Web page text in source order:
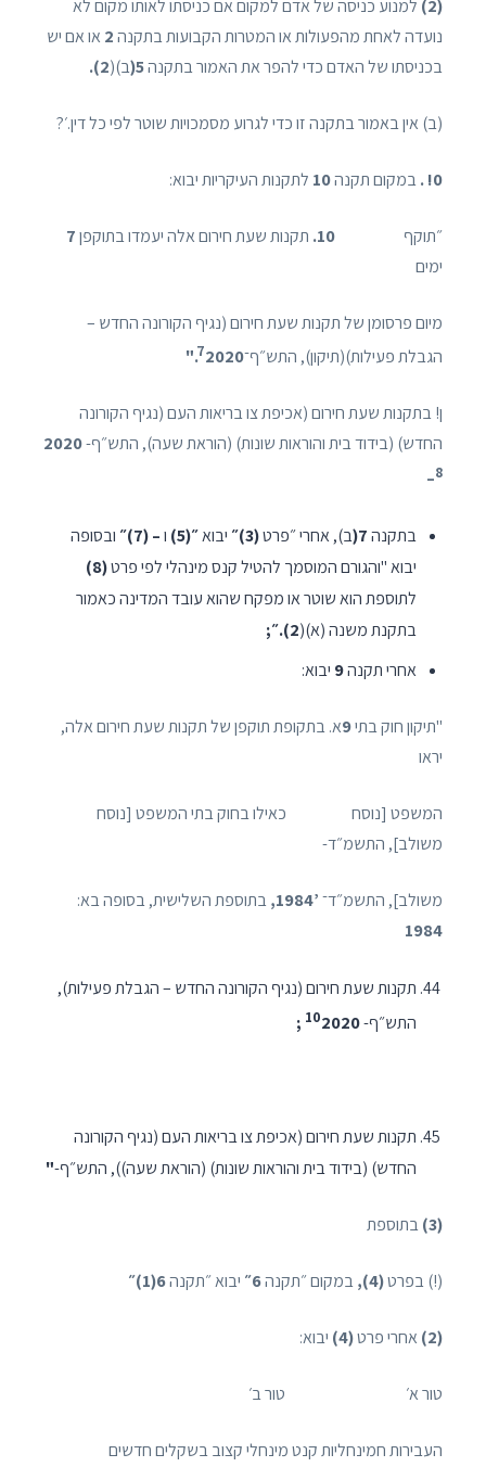
(2)
למנוע כניסה של אדם למקום אם כניסתו לאותו מקום לא
נועדה לאחת מהפעולות או המטרות הקבועות בתקנה2 או אם יש
בכניסתו של האדם כדי להפר את האמור בתקנה5( ב)(2).
(ב) אין באמור בתקנה זו כדי לגרוע מסמכויות שוטר לפי כל דין.׳?
0! . במקום תקנה10 לתקנות העיקריות יבוא:
״תוקף 10. תקנות שעת חירום אלה יעמדו בתוקפן7
ימים
מיום פרסומן של תקנות שעת חירום (נגיף הקורונה החדש –
הגבלת פעילות)(תיקון), התש״ף־
72020."
ן! בתקנות שעת חירום (אכיפת צו בריאות העם (נגיף הקורונה
החדש) (בידוד בית והוראות שונות) (הוראת שעה), התש״ף-2020
8
–
בתקנה7( ב), אחרי ״פרט(3)״ יבוא״(5) ו– (7)״
ובסופה
יבוא "והגורם המוסמך להטיל קנס מינהלי לפי פרט(8)
לתוספת הוא שוטר או מפקח שהוא עובד המדינה כאמור
בתקנת משנה (א)(2).״;
אחרי תקנה9 יבוא:
"תיקון חוק בתי9א. בתקופת תוקפן של תקנות שעת חירום אלה,
יראו
המשפט [נוסח כאילו בחוק בתי המשפט [נוסח
משולב], התשמ״ד-
משולב], התשמ״ד־’1984,
בתוספת השלישית, בסופה בא:
1984
תקנות שעת חירום (נגיף הקורונה החדש – הגבלת פעילות),
התש״ף-
102020 ;
תקנות שעת חירום (אכיפת צו בריאות העם (נגיף הקורונה
החדש) (בידוד בית והוראות שונות) (הוראת שעה)), התש״ף-"
(3) בתוספת­
(!) בפרט(4), במקום ״תקנה6״ יבוא ״תקנה6(1)״
(2) אחרי פרט(4) יבוא:
טור א׳ טור ב׳
העבירות חמינחליות קנט מינחלי קצוב בשקלים חדשים